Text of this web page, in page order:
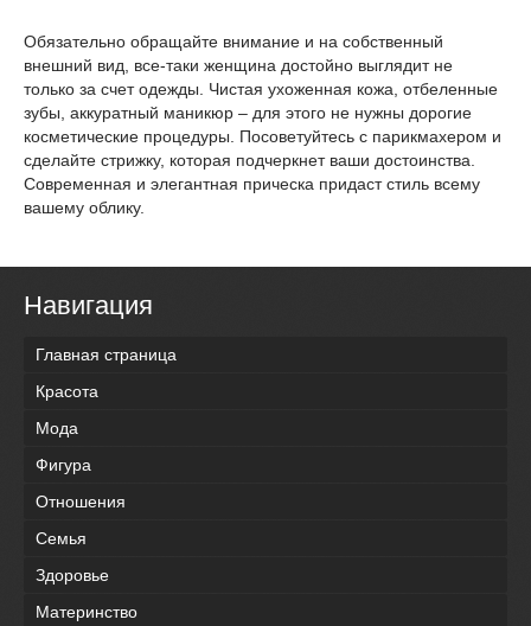
Обязательно обращайте внимание и на собственный
внешний вид, все-таки женщина достойно выглядит не
только за счет одежды. Чистая ухоженная кожа, отбеленные
зубы, аккуратный маникюр – для этого не нужны дорогие
косметические процедуры. Посоветуйтесь с парикмахером и
сделайте стрижку, которая подчеркнет ваши достоинства.
Современная и элегантная прическа придаст стиль всему
вашему облику.
Навигация
Главная страница
Красота
Мода
Фигура
Отношения
Семья
Здоровье
Материнство